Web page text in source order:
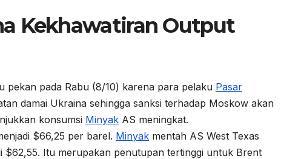
Kekhawatiran Output
pekan pada Rabu (8/10) karena para pelaku Pasar
damai Ukraina sehingga sanksi terhadap Moskow akan
konsumsi Minyak AS meningkat.
$66,25 per barel. Minyak mentah AS West Texas
$62,55. Itu merupakan penutupan tertinggi untuk Brent